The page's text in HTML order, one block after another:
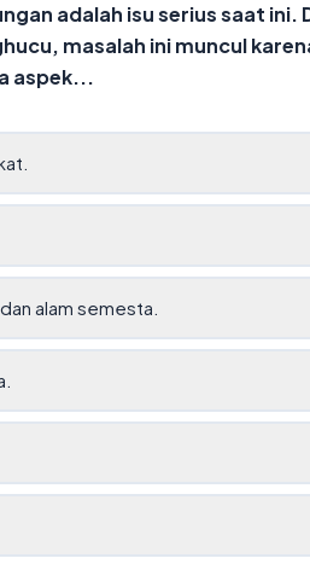
adalah isu serius saat ini.
masalah ini muncul
aspek...
alam semesta.